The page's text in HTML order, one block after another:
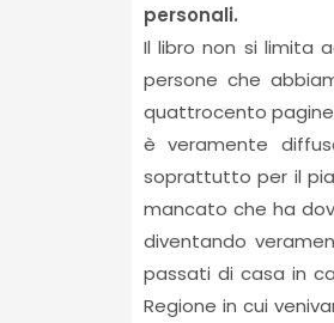
personali.
Il libro non si limita
persone che
quattrocento
è veramente
soprattutto per il
mancato che ha
diventando
passati di casa in
Regione in cui